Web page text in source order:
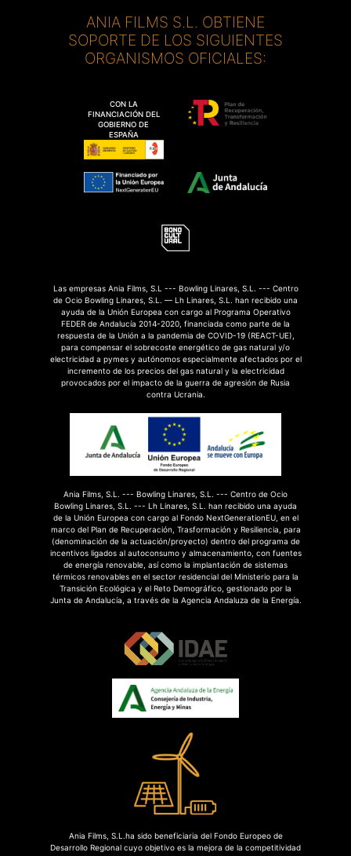
ANIA FILMS S.L. OBTIENE
SOPORTE DE LOS SIGUIENTES
ORGANISMOS OFICIALES:
CON LA
FINANCIACIÓN DEL
GOBIERNO DE
ESPAÑA
Las empresas Ania Films, S.L --- Bowling Linares, S.L. --- Centro
de Ocio Bowling Linares, S.L. — Lh Linares, S.L. han recibido una
ayuda de la Unión Europea con cargo al Programa Operativo
FEDER de Andalucía 2014-2020, financiada como parte de la
respuesta de la Unión a la pandemia de COVID-19 (REACT-UE),
para compensar el sobrecoste energético de gas natural y/o
electricidad a pymes y autónomos especialmente afectados por el
incremento de los precios del gas natural y la electricidad
provocados por el impacto de la guerra de agresión de Rusia
contra Ucrania.
Ania Films, S.L. --- Bowling Linares, S.L. --- Centro de Ocio
Bowling Linares, S.L. --- Lh Linares, S.L. han recibido una ayuda
de la Unión Europea con cargo al Fondo NextGenerationEU, en el
marco del Plan de Recuperación, Trasformación y Resiliencia, para
(denominación de la actuación/proyecto) dentro del programa de
incentivos ligados al autoconsumo y almacenamiento, con fuentes
de energía renovable, así como la implantación de sistemas
térmicos renovables en el sector residencial del Ministerio para la
Transición Ecológica y el Reto Demográfico, gestionado por la
Junta de Andalucía, a través de la Agencia Andaluza de la Energía.
Ania Films, S.L.ha sido beneficiaria del Fondo Europeo de
Desarrollo Regional cuyo objetivo es la mejora de la competitividad